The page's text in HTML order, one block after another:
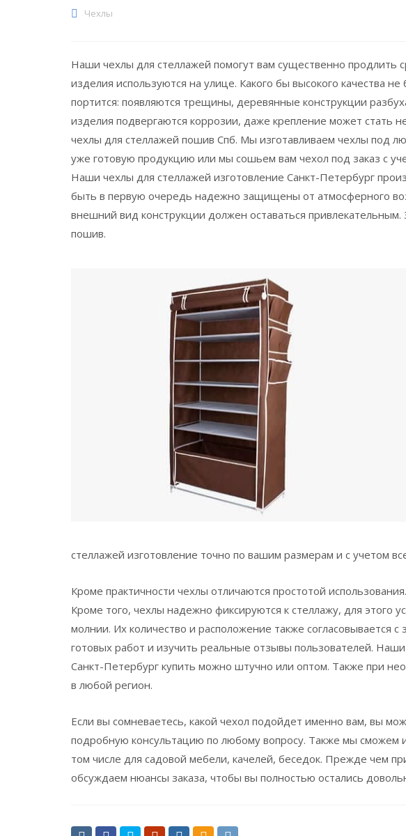
Чехлы
Наши чехлы для стеллажей помогут вам существенно продлить
изделия используются на улице. Какого бы высокого качества
портится: появляются трещины, деревянные конструкции
изделия подвергаются коррозии, даже крепление может стать
чехлы для стеллажей пошив Спб. Мы изготавливаем чехлы под
уже готовую продукцию или мы сошьем вам чехол под заказ с
Наши чехлы для стеллажей изготовление Санкт-Петербург
быть в первую очередь надежно защищены от атмосферного
внешний вид конструкции должен оставаться
пошив.
стеллажей изготовление точно по вашим размерам и с учетом
Кроме практичности чехлы отличаются простотой
Кроме того, чехлы надежно фиксируются к стеллажу, для этого
молнии. Их количество и расположение также согласовывается
готовых работ и изучить реальные отзывы пользователей. Наши
Санкт-Петербург купить можно штучно или оптом. Также при
в любой регион.
Если вы сомневаетесь, какой чехол подойдет именно вам, вы
подробную консультацию по любому вопросу. Также мы сможем
том числе для садовой мебели, качелей, беседок. Прежде чем
обсуждаем нюансы заказа, чтобы вы полностью остались